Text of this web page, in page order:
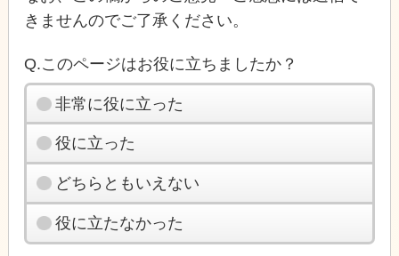
きませんのでご了承ください。
Q.このページはお役に立ちましたか？
非常に役に立った
役に立った
どちらともいえない
役に立たなかった